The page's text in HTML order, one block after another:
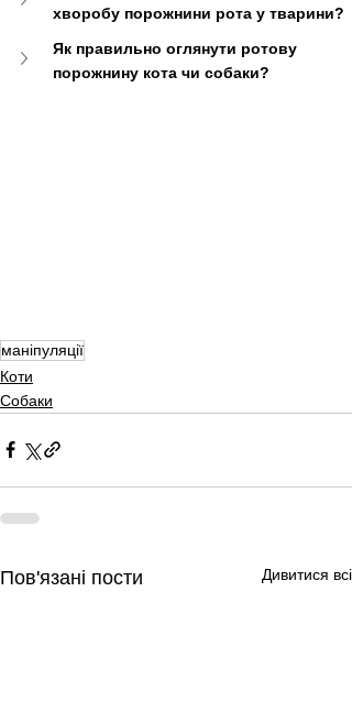
хворобу порожнини рота у тварини?
Як правильно оглянути ротову
порожнину кота чи собаки?
маніпуляції
Коти
Собаки
Пов'язані пости Дивитися всі